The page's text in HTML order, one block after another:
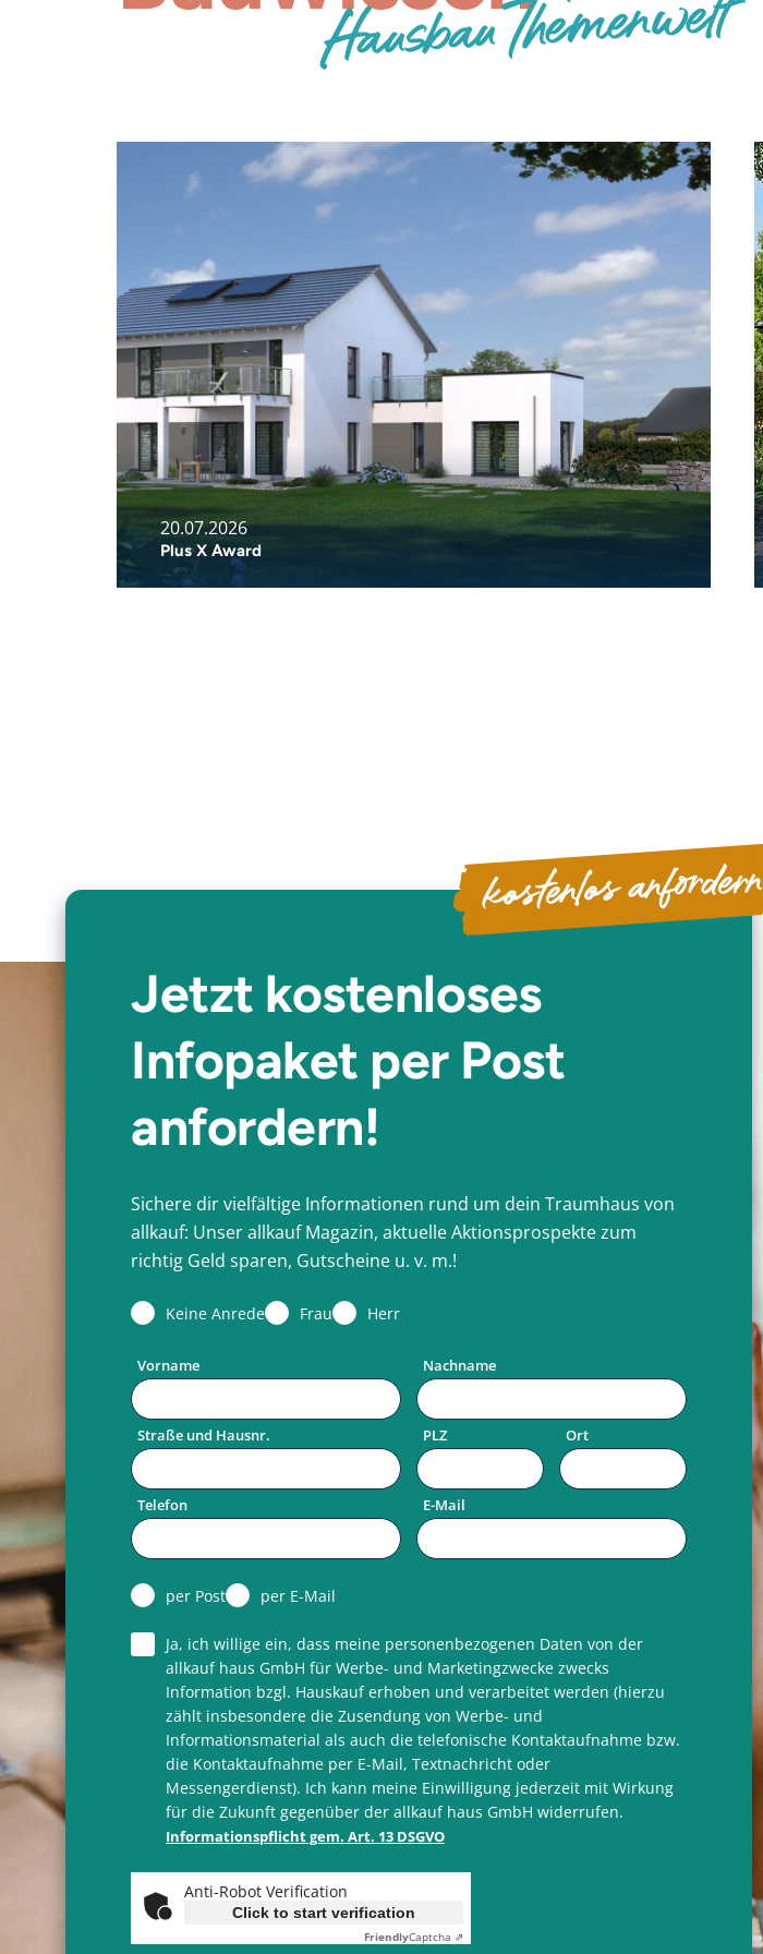
Hausbau Themenwelt
20.07.2026
Plus X Award
Jetzt kostenloses
Infopaket per Post
anfordern!
kostenlos anfordern
Sichere dir vielfältige Informationen rund um dein Traumhaus von
allkauf: Unser allkauf Magazin, aktuelle Aktionsprospekte zum
richtig Geld sparen, Gutscheine u. v. m.!
Keine Anrede Frau Herr
Vorname Nachname
Straße und Hausnr. PLZ Ort
Telefon E-Mail
per Post per E-Mail
Ja, ich willige ein, dass meine personenbezogenen Daten von der
allkauf haus GmbH für Werbe- und Marketingzwecke zwecks
Information bzgl. Hauskauf erhoben und verarbeitet werden (hierzu
zählt insbesondere die Zusendung von Werbe- und
Informationsmaterial als auch die telefonische Kontaktaufnahme bzw.
die Kontaktaufnahme per E-Mail, Textnachricht oder
Messengerdienst). Ich kann meine Einwilligung jederzeit mit Wirkung
für die Zukunft gegenüber der allkauf haus GmbH widerrufen.
Informationspflicht gem. Art. 13 DSGVO
Anti-Robot Verification
Click to start verification
FriendlyCaptcha ⇗